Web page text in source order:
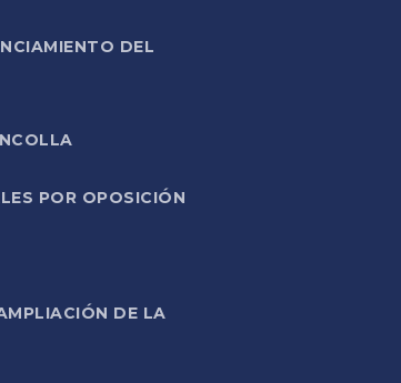
DEL
POR OPOSICIÓN
DE LA